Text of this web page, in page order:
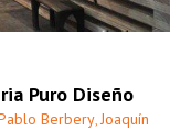
Puro Diseño
Berbery, Joaquín